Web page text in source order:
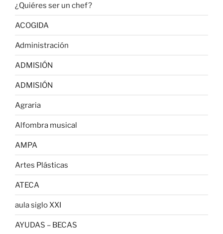
¿Quiéres ser un chef?
ACOGIDA
Administración
ADMISIÓN
ADMISIÓN
Agraria
Alfombra musical
AMPA
Artes Plásticas
ATECA
aula siglo XXI
AYUDAS – BECAS